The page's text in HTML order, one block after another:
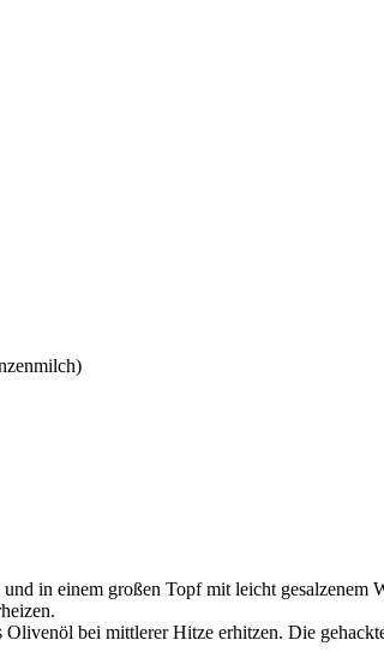
in einem großen Topf mit leicht gesalzenem
Olivenöl bei mittlerer Hitze erhitzen. Die